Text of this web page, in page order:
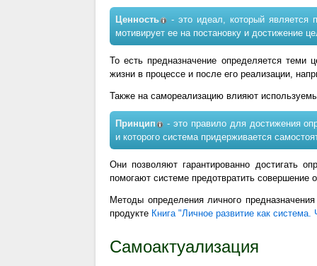
Ценность
- это идеал, который является
мотивирует ее на постановку и достижение
То есть предназначение определяется теми
жизни в процессе и после его реализации,
Также на самореализацию влияют
Принцип
- это правило для достижения
и которого система придерживается
Они позволяют гарантированно достигать
помогают системе предотвратить совершение
Методы определения личного
продукте Книга "Личное развитие как
Самоактуализация